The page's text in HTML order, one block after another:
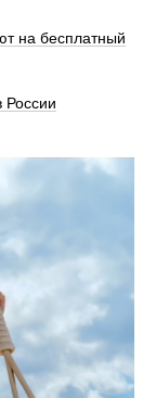
на бесплатный
России